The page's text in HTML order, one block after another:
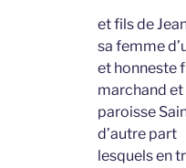
et fils de
sa femme
et honneste
marchand
paroisse
d’autre part
lesquels en